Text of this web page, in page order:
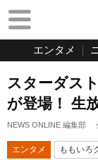
エンタメ
スターダス
が登場！ 生
NEWS ONLINE 編集部
エンタメ ももいろ